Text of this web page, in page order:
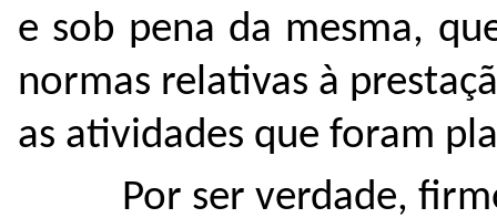
e sob pena da mesma,
normas relativas à
as atividades que foram
Por ser verdade,